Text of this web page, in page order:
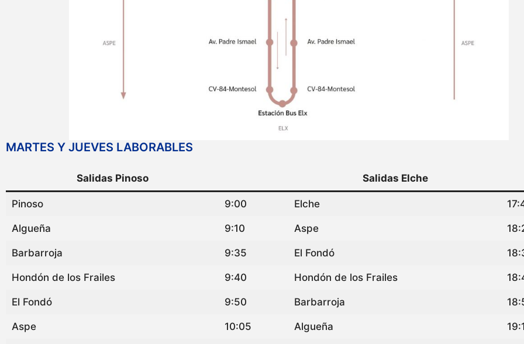
MARTES Y JUEVES LABORABLES
Salidas Pinoso Salidas Elche
Pinoso 9:00 Elche
Algueña 9:10 Aspe
Barbarroja 9:35 El Fondó
Hondón de los Frailes 9:40 Hondón de los Frailes
El Fondó 9:50 Barbarroja
Aspe 10:05 Algueña